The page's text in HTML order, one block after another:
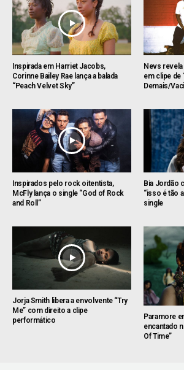
Inspirada em Harriet Jacobs,
Corinne Bailey Rae lança a balada
“Peach Velvet Sky”
Nevs
em clipe de
Demais/
Inspirados pelo rock oitentista,
McFly lança o single “God of Rock
and Roll”
Bia Jordão
“isso é tão
single
Jorja Smith libera a envolvente “Try
Me” com direito a clipe
performático
Paramore
encantado
Of Time”